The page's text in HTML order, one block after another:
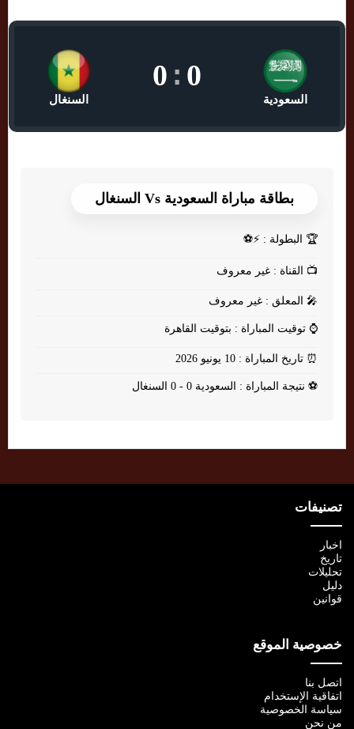
السعودية
0
:
0
السنغال
بطاقة مباراة السعودية Vs السنغال
🏆 البطولة : ⚡⚽
📺 القناة : غير معروف
🎤 المعلق : غير معروف
⌚ توقيت المباراة : بتوقيت القاهرة
⏰ تاريخ المباراة : 10 يونيو 2026
⚽ نتيجة المباراة : السعودية 0 - 0 السنغال
تصنيفات
اخبار
تاريخ
تحليلات
دليل
قوانين
خصوصية الموقع
اتصل بنا
اتفاقية الإستخدام
سياسة الخصوصية
من نحن